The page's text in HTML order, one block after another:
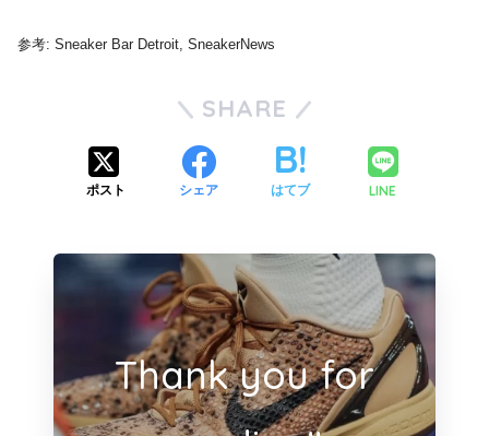
参考: Sneaker Bar Detroit, SneakerNews
SHARE
ポスト シェア はてブ LINE
Thank you for